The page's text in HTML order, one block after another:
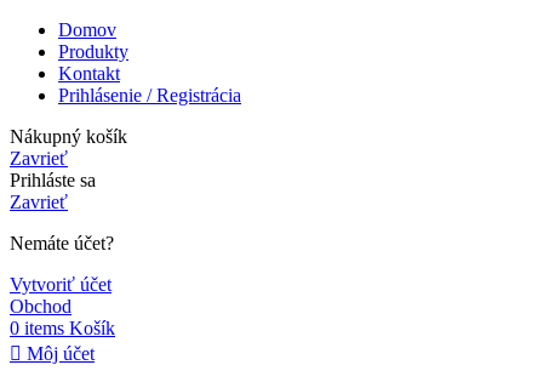
Domov
Produkty
Kontakt
Prihlásenie / Registrácia
Nákupný košík
Zavrieť
Prihláste sa
Zavrieť
Nemáte účet?
Vytvoriť účet
Obchod
0 items Košík
Môj účet